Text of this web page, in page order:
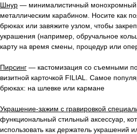
Шнур — минималистичный
металлическим карабином. Носите как
брюках или завяжите узлом, чтобы
украшения (например, обручальное
карту на время смены, процедур или
Пирсинг — кастомизация со съемными
визитной карточкой FILIAL. Самое
брюках: на шлевке или кармане
Украшение-зажим с гравировкой
функциональный стильный аксессуар,
использовать как держатель украшений